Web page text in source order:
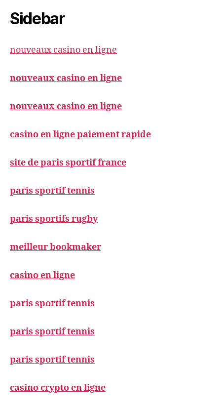
Sidebar
nouveaux casino en ligne
nouveaux casino en ligne
nouveaux casino en ligne
casino en ligne paiement rapide
site de paris sportif france
paris sportif tennis
paris sportifs rugby
meilleur bookmaker
casino en ligne
paris sportif tennis
paris sportif tennis
paris sportif tennis
casino crypto en ligne